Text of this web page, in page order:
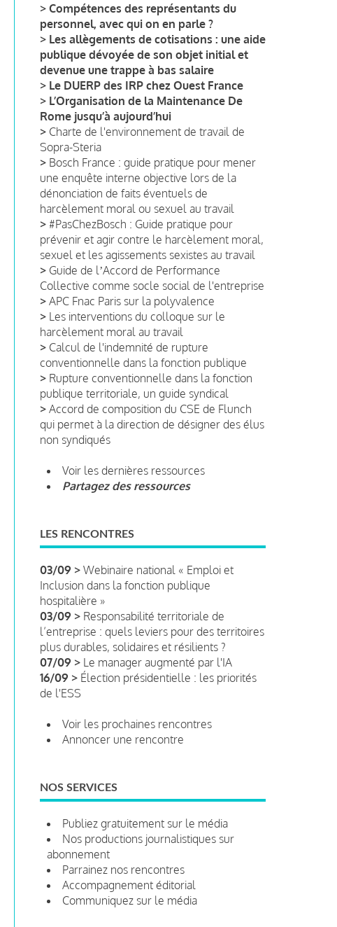
> Compétences des représentants du
personnel, avec qui on en parle ?
> Les allègements de cotisations : une aide
publique dévoyée de son objet initial et
devenue une trappe à bas salaire
> Le DUERP des IRP chez Ouest France
> L’Organisation de la Maintenance De
Rome jusqu’à aujourd’hui
> Charte de l'environnement de travail de
Sopra-Steria
> Bosch France : guide pratique pour mener
une enquête interne objective lors de la
dénonciation de faits éventuels de
harcèlement moral ou sexuel au travail
> #PasChezBosch : Guide pratique pour
prévenir et agir contre le harcèlement moral,
sexuel et les agissements sexistes au travail
> Guide de lʼAccord de Performance
Collective comme socle social de l'entreprise
> APC Fnac Paris sur la polyvalence
> Les interventions du colloque sur le
harcèlement moral au travail
> Calcul de l'indemnité de rupture
conventionnelle dans la fonction publique
> Rupture conventionnelle dans la fonction
publique territoriale, un guide syndical
> Accord de composition du CSE de Flunch
qui permet à la direction de désigner des élus
non syndiqués
Voir les dernières ressources
Partagez des ressources
LES RENCONTRES
03/09 > Webinaire national « Emploi et
Inclusion dans la fonction publique
hospitalière »
03/09 > Responsabilité territoriale de
l’entreprise : quels leviers pour des territoires
plus durables, solidaires et résilients ?
07/09 > Le manager augmenté par l'IA
16/09 > Élection présidentielle : les priorités
de l'ESS
Voir les prochaines rencontres
Annoncer une rencontre
NOS SERVICES
Publiez gratuitement sur le média
Nos productions journalistiques sur
abonnement
Parrainez nos rencontres
Accompagnement éditorial
Communiquez sur le média